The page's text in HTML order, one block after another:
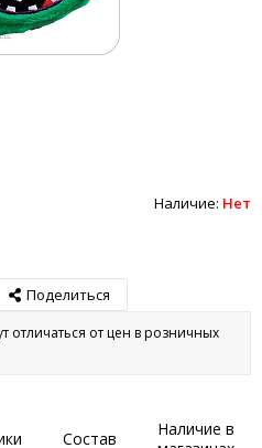
Наличие: Нет
Поделиться
отличаться от цен в розничных
Состав
Наличие в